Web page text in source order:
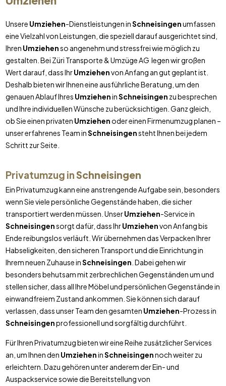
Unsere Umziehen-Dienstleistungen inSchneisingenumfassen
eine Vielzahl von Leistungen, die speziell darauf ausgerichtet sind,
Ihren Umziehenso angenehm und stressfrei wie möglich zu
gestalten. Bei Züri Transporte & Umzüge AG legen wir großen
Wert darauf, dass IhrUmziehenvon Anfang an gut geplant ist.
Deshalb bieten wir Ihnen eine ausführliche Beratung, um den
genauen Ablauf Ihres UmzieheninSchneisingen zu besprechen
und Ihre individuellen Wünsche zu berücksichtigen. Ganz gleich,
ob Sie einen privaten Umziehenoder einen Firmenumzug planen –
unser erfahrenes Team inSchneisingensteht Ihnen bei jedem
Schritt zur Seite.
Privatumzug inSchneisingen
Ein Privatumzug kann eine anstrengende Aufgabe sein, besonders
wenn Sie viele persönliche Gegenstände haben, die sicher
transportiert werden müssen. UnserUmziehen-Service in
Schneisingensorgt dafür, dass IhrUmziehenvon Anfang bis
Ende reibungslos verläuft. Wir übernehmen das Verpacken Ihrer
Habseligkeiten, den sicheren Transport und die Einrichtung in
Ihrem neuen Zuhause inSchneisingen . Dabei gehen wir
besonders behutsam mit zerbrechlichen Gegenständen um und
stellen sicher, dass all Ihre Möbel und persönlichen Gegenstände in
einwandfreiem Zustand ankommen. Sie können sich darauf
verlassen, dass unser Team den gesamten Umziehen-Prozess in
Schneisingenprofessionell und sorgfältig durchführt.
Für Ihren Privatumzug bieten wir eine Reihe zusätzlicher Services
an, um Ihnen den UmzieheninSchneisingennoch weiter zu
erleichtern. Dazu gehören unter anderem der Ein- und
Auspackservice sowie die Bereitstellung von